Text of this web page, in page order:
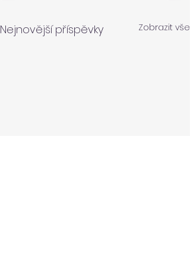
Nejnovější příspěvky Zobrazit vše